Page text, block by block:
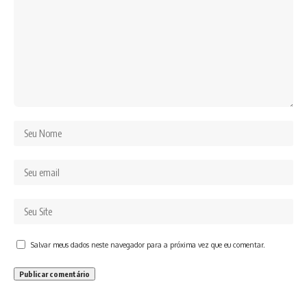
Salvar meus dados neste navegador para a próxima vez que eu comentar.